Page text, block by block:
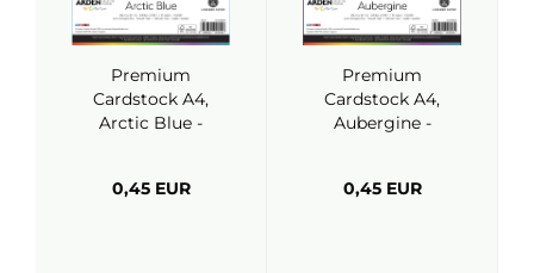
Premium
Cardstock A4,
Arctic Blue -
0,45 EUR
Premium
Cardstock A4,
Aubergine -
0,45 EUR